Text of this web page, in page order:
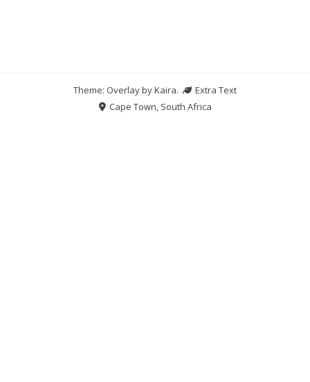
Theme: Overlay byKaira.
Extra Text
Cape Town, South Africa